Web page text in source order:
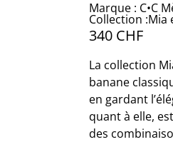
Marque : C•C
Collection :Mia
340 CHF
La collection
banane
en gardant
quant à elle,
des